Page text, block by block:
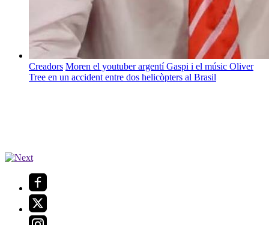
Creadors Moren el youtuber argentí Gaspi i el músic Oliver
Tree en un accident entre dos helicòpters al Brasil